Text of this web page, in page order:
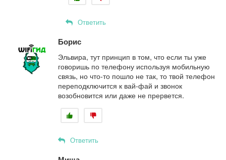
Ответить
Борис
Эльвира, тут принцип в том, что если ты уже
говоришь по телефону используя мобильную
связь, но что-то пошло не так, то твой телефон
переподключится к вай-фай и звонок
возобновится или даже не прервется.
Ответить